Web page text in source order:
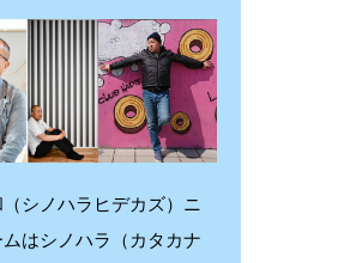
シノハラヒデカズ）ニ
はシノハラ（カタカナ